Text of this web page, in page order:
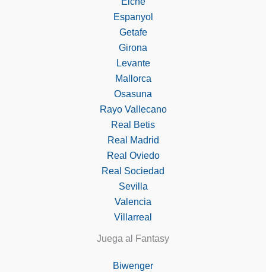
Espanyol
Getafe
Girona
Levante
Mallorca
Osasuna
Rayo Vallecano
Real Betis
Real Madrid
Real Oviedo
Real Sociedad
Sevilla
Valencia
Villarreal
Juega al Fantasy
Biwenger